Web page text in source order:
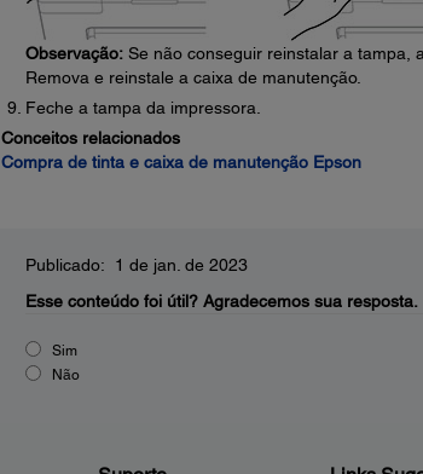
Observação:Se não conseguir reinstalar a tampa,
Remova e reinstale a caixa de manutenção.
Feche a tampa da impressora.
Conceitos relacionados
Compra de tinta e caixa de manutenção Epson
Publicado: 1 de jan. de 2023
Esse conteúdo foi útil? Agradecemos sua resposta.
Sim
Não